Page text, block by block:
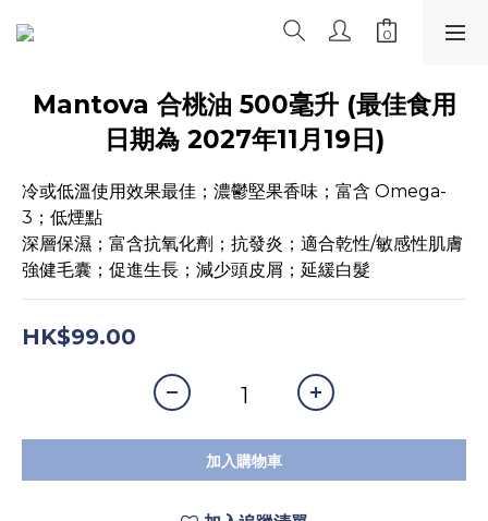
Mantova 合桃油 500毫升 (最佳食用
日期為 2027年11月19日)
冷或低溫使用效果最佳；濃鬱堅果香味；富含 Omega-
3；低煙點
深層保濕；富含抗氧化劑；抗發炎；適合乾性/敏感性肌膚
強健毛囊；促進生長；減少頭皮屑；延緩白髮
HK$99.00
加入購物車